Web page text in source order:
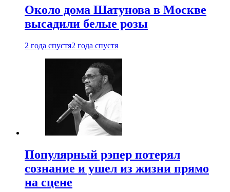
Около дома Шатунова в Москве
высадили белые розы
2 года спустя2 года спустя
Популярный рэпер потерял
сознание и ушел из жизни прямо
на сцене